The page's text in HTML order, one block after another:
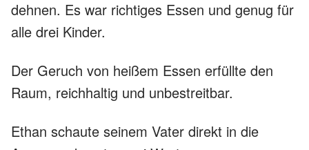
dehnen. Es war richtiges Essen und genug für
alle drei Kinder.
Der Geruch von heißem Essen erfüllte den
Raum, reichhaltig und unbestreitbar.
Ethan schaute seinem Vater direkt in die